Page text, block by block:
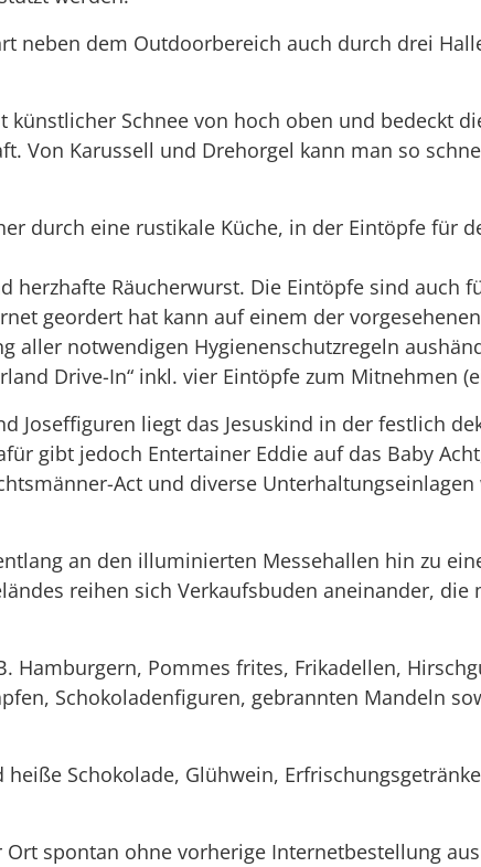
neben dem Outdoorbereich auch durch drei
künstlicher Schnee von hoch oben und bedeckt
Von Karussell und Drehorgel kann man so
durch eine rustikale Küche, in der Eintöpfe für
Räucherwurst. Die Eintöpfe sind auch
geordert hat kann auf einem der
aller notwendigen Hygienenschutzregeln
Drive-In“ inkl. vier Eintöpfe zum Mitnehmen
Joseffiguren liegt das Jesuskind in der festlich
gibt jedoch Entertainer Eddie auf das Baby
Act und diverse
an den illuminierten Messehallen hin zu
reihen sich Verkaufsbuden aneinander, die
Hamburgern, Pommes frites, Frikadellen,
Schokoladenfiguren, gebrannten Mandeln
Schokolade, Glühwein,
spontan ohne vorherige Internetbestellung